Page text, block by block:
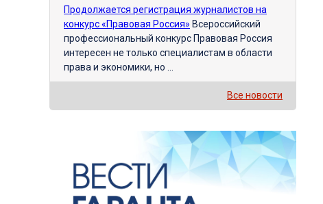
Продолжается регистрация журналистов на
конкурс «Правовая Россия» Всероссийский
профессиональный конкурс Правовая Россия
интересен не только специалистам в области
права и экономики, но ...
Все новости